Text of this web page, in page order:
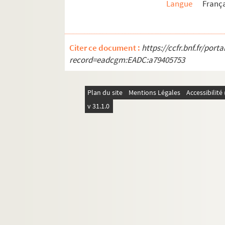
Langue
Citer ce document : https://ccfr.bnf.fr/
record=eadcgm:EADC:a79405753
Plan du site Mentions Légales
v 31.1.0